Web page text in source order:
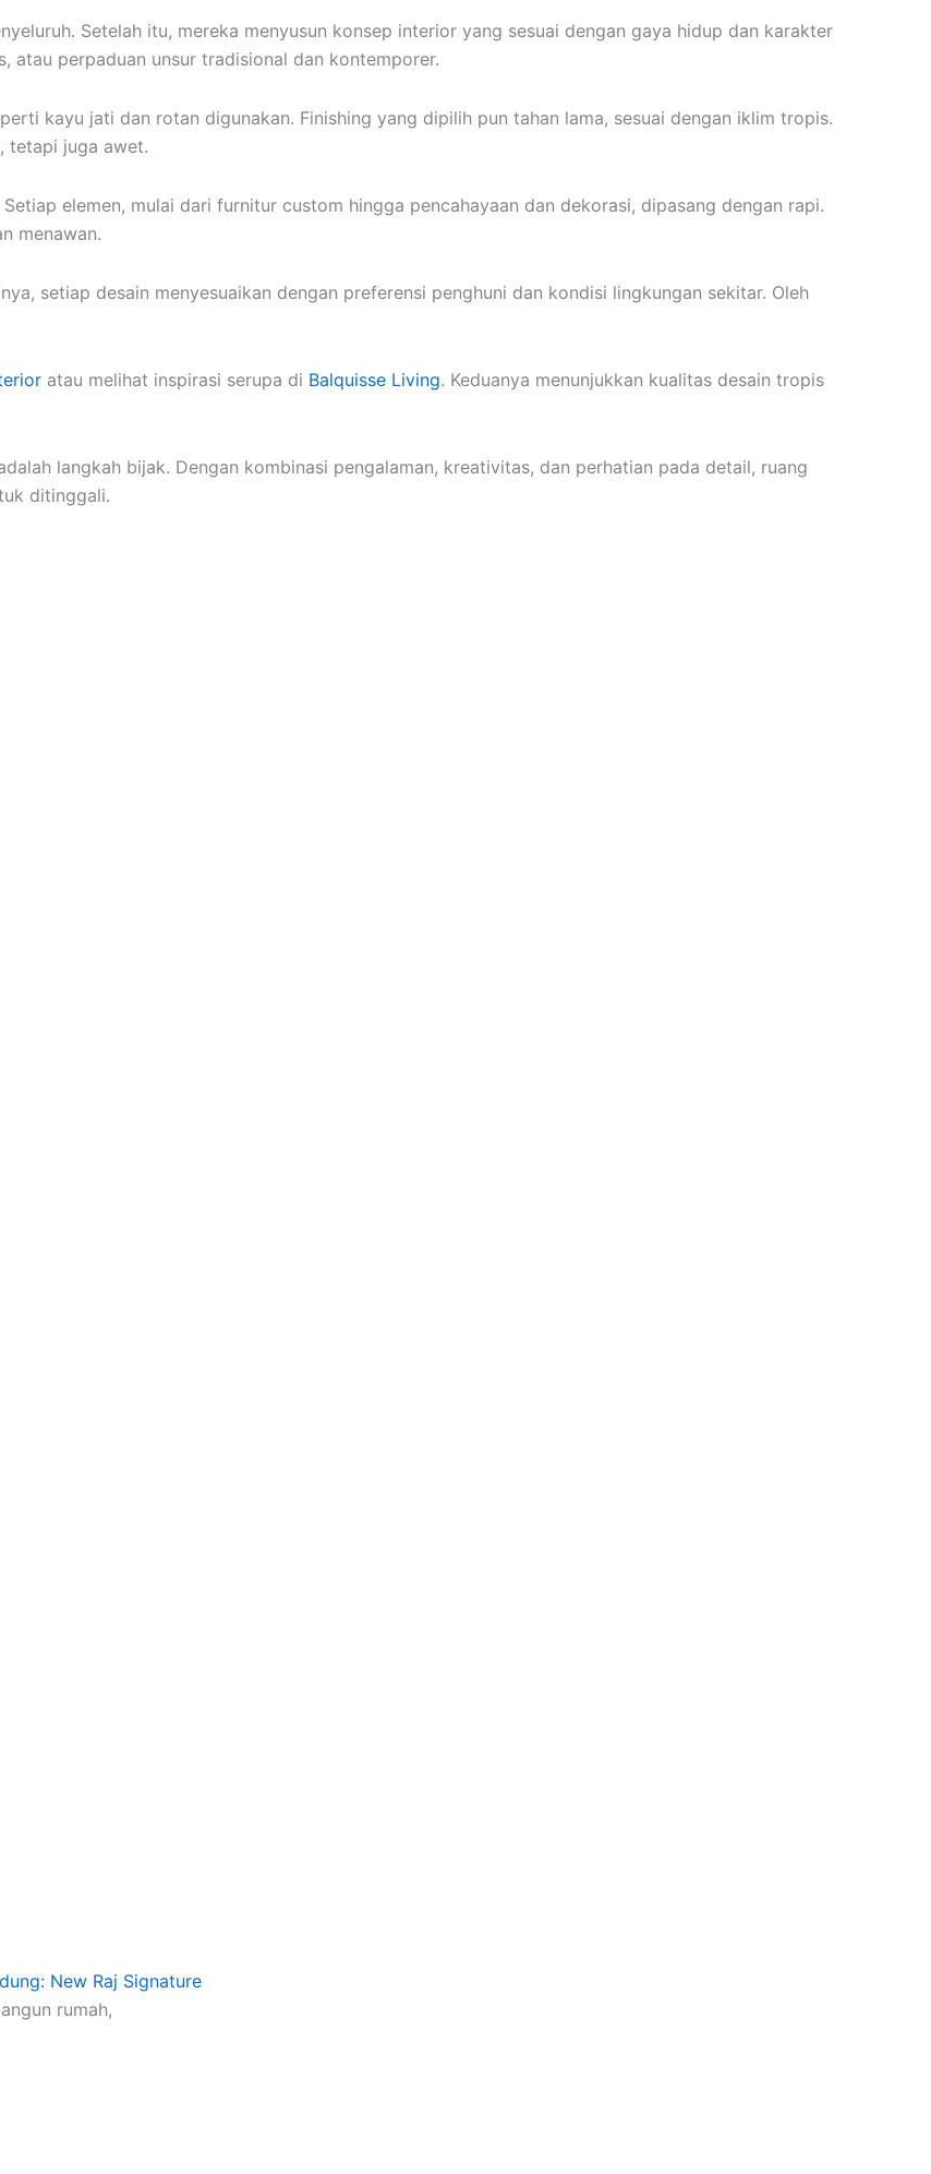
Setelah itu, mereka menyusun konsep interior yang sesuai dengan gaya hidup dan karakter
atau perpaduan unsur tradisional dan kontemporer.
kayu jati dan rotan digunakan. Finishing yang dipilih pun tahan lama, sesuai dengan iklim tropis.
tetapi juga awet.
elemen, mulai dari furnitur custom hingga pencahayaan dan dekorasi, dipasang dengan rapi.
menawan.
setiap desain menyesuaikan dengan preferensi penghuni dan kondisi lingkungan sekitar. Oleh
atau melihat inspirasi serupa di Balquisse Living. Keduanya menunjukkan kualitas desain tropis
langkah bijak. Dengan kombinasi pengalaman, kreativitas, dan perhatian pada detail, ruang
ditinggali.
New Raj Signature
rumah,